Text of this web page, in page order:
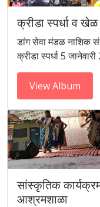
क्रीडा स्पर्धा व खेळ
डांग सेवा मंडळ नाशिक
क्रीडा स्पर्धा 5
View Album
सांस्कृतिक
आश्रमशाळा